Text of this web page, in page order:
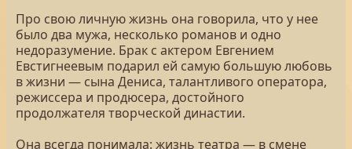
Про свою личную жизнь она говорила, что у нее
было два мужа, несколько романов и одно
недоразумение. Брак с актером Евгением
Евстигнеевым подарил ей самую большую любовь
в жизни — сына Дениса, талантливого оператора,
режиссера и продюсера, достойного
продолжателя творческой династии.
Она всегда понимала: жизнь театра — в смене